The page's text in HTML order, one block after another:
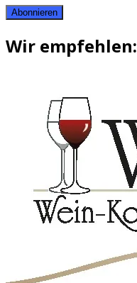
Abonnieren
Wir empfehlen: